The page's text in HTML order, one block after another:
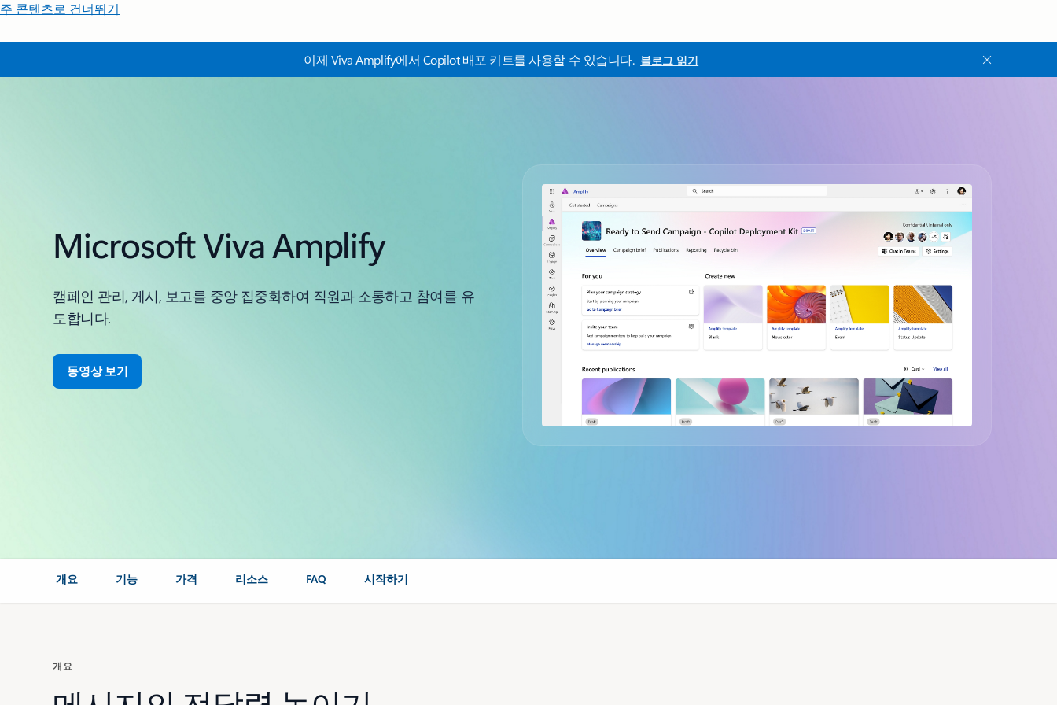
주 콘텐츠로 건너뛰기
이제 Viva Amplify에서 Copilot 배포 키트를 사용할 수 있습니다. 블로그 읽기
Microsoft Viva Amplify
캠페인 관리, 게시, 보고를 중앙 ​​집중화하여 직원과 소통하고 참여를 유
도합니다.
동영상 보기
개요 기능 가격 리소스 FAQ 시작하기
개요